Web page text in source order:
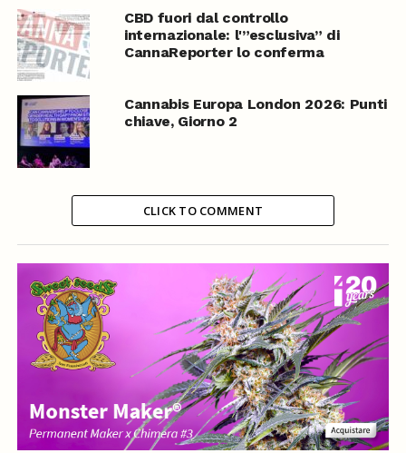
CBD fuori dal controllo
internazionale: l'”esclusiva” di
CannaReporter lo conferma
Cannabis Europa London 2026: Punti
chiave, Giorno 2
CLICK TO COMMENT